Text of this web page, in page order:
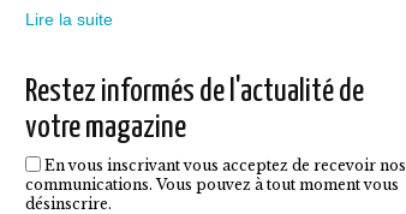
du
produit
Lire la suite
Restez informés de l'actualité de
votre magazine
En vous inscrivant vous acceptez de recevoir nos
communications. Vous pouvez à tout moment vous
désinscrire.